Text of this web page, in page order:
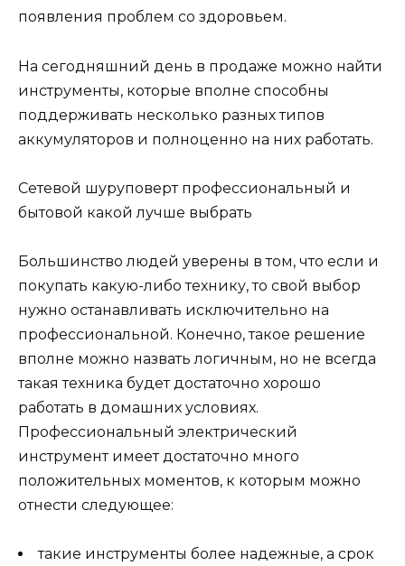
появления проблем со здоровьем.
На сегодняшний день в продаже можно найти
инструменты, которые вполне способны
поддерживать несколько разных типов
аккумуляторов и полноценно на них работать.
Сетевой шуруповерт профессиональный и
бытовой какой лучше выбрать
Большинство людей уверены в том, что если и
покупать какую-либо технику, то свой выбор
нужно останавливать исключительно на
профессиональной. Конечно, такое решение
вполне можно назвать логичным, но не всегда
такая техника будет достаточно хорошо
работать в домашних условиях.
Профессиональный электрический
инструмент имеет достаточно много
положительных моментов, к которым можно
отнести следующее:
такие инструменты более надежные, а срок